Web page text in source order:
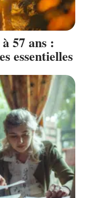
57 ans :
essentielles